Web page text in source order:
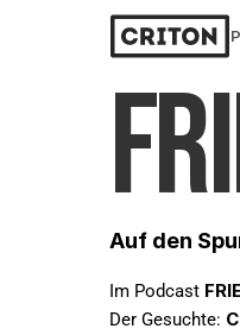
Auf den
Im Podcast
Der Gesuchte: